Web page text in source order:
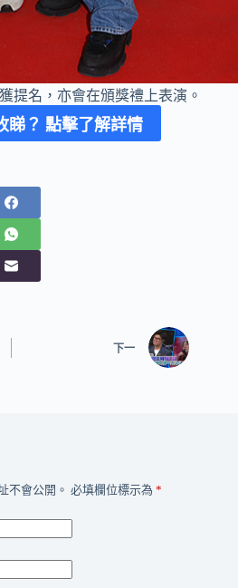
提名，亦會在頒獎禮上表演。
睇？ 點擊了解詳情
下一
不會公開。 必填欄位標示為 *